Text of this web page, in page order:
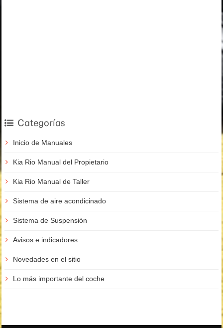
Categorías
Inicio de Manuales
Kia Rio Manual del Propietario
Kia Rio Manual de Taller
Sistema de aire acondicinado
Sistema de Suspensión
Avisos e indicadores
Novedades en el sitio
Lo más importante del coche